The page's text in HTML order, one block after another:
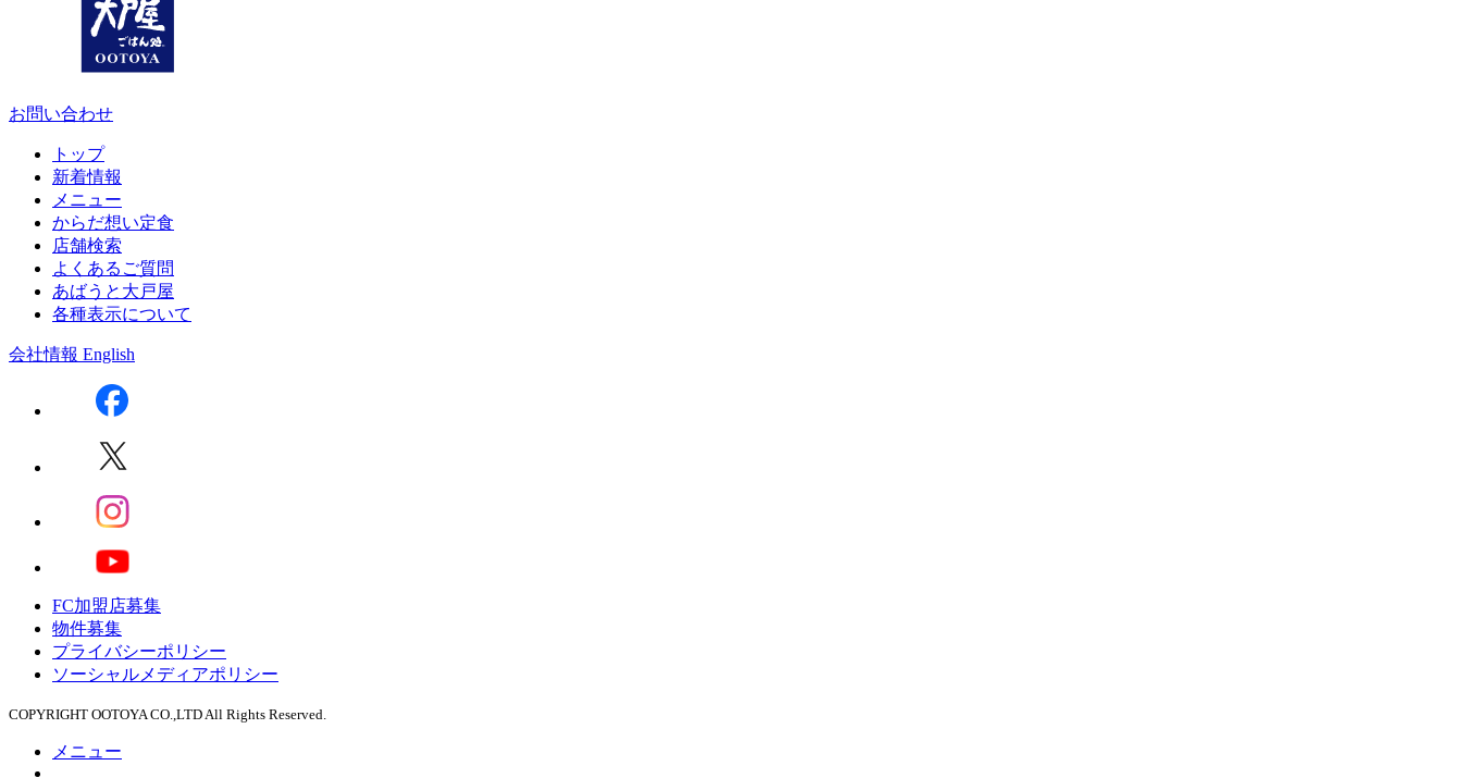
お問い合わせ
トップ
新着情報
メニュー
からだ想い定食
店舗検索
よくあるご質問
あばうと大戸屋
各種表示について
会社情報 English
FC加盟店募集
物件募集
プライバシーポリシー
ソーシャルメディアポリシー
COPYRIGHT OOTOYA CO.,LTD All Rights Reserved.
メニュー